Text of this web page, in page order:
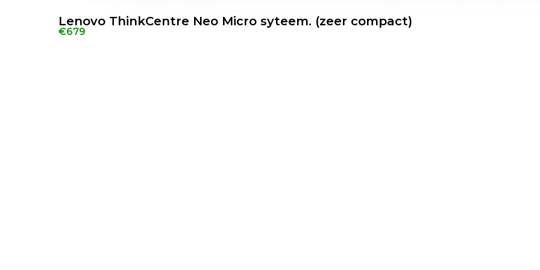
Lenovo ThinkCentre Neo Micro syteem. (zeer compact)
€679